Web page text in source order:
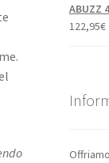
ABUZZ
122,95€